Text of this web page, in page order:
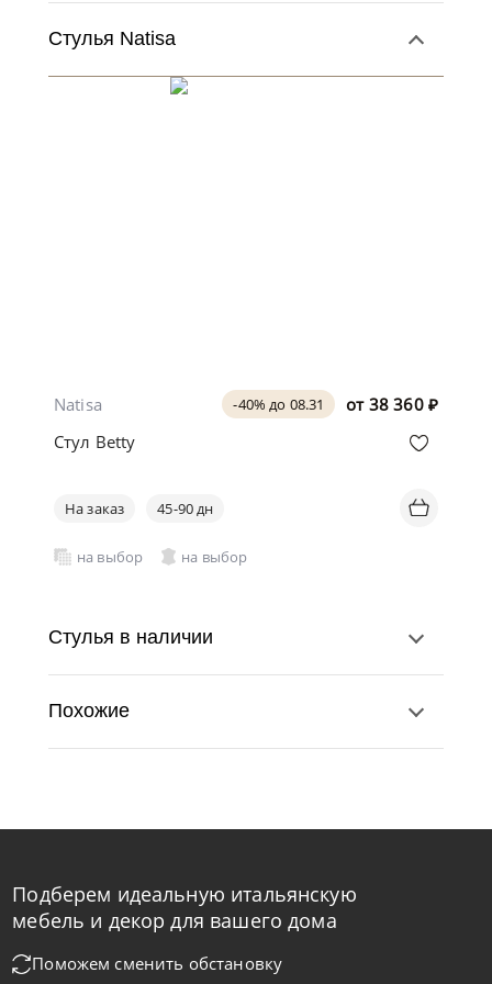
Стулья Natisa
от 38 360 ₽
-40% до 08.31
Natisa
Стул Betty
На заказ 45-90 дн
на выбор на выбор
по запросу
-40% до 08.31
Natisa
Стулья в наличии
Похожие
Подберем идеальную итальянскую
мебель и декор для вашего дома
Поможем сменить обстановку